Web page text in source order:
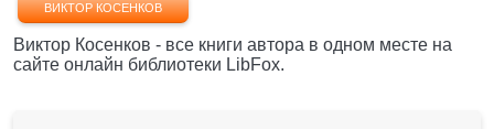
ВИКТОР КОСЕНКОВ
Виктор Косенков - все книги автора в одном месте на
сайте онлайн библиотеки LibFox.